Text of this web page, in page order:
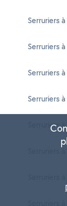
Serruriers
Serruriers
Serruriers
Serruriers
Serruriers
Serruriers
Serruriers